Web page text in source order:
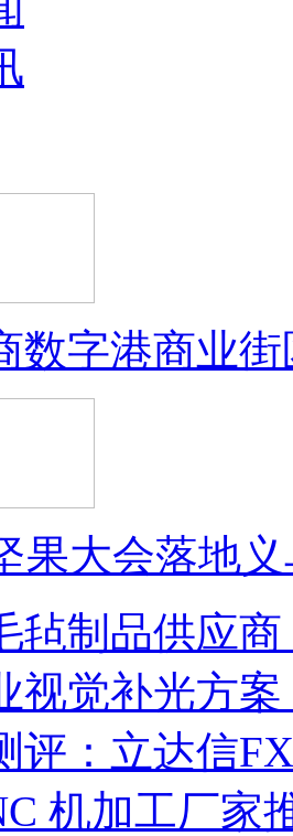
数字港商业
果大会落地
毡制品供应
视觉补光方
评：立达信
机加工厂家